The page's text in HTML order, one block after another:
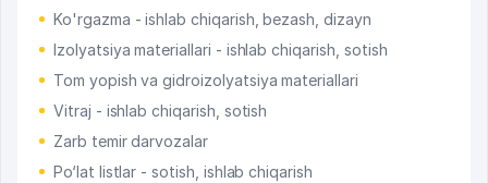
Ko'rgazma - ishlab chiqarish, bezash, dizayn
Izolyatsiya materiallari - ishlab chiqarish, sotish
Tom yopish va gidroizolyatsiya materiallari
Vitraj - ishlab chiqarish, sotish
Zarb temir darvozalar
Po‘lat listlar - sotish, ishlab chiqarish